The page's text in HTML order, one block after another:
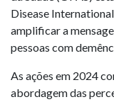
Disease
amplificar a
pessoas com
As ações em 2024
abordagem das